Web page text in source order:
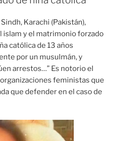
Karachi (Pakistán),
islam y el matrimonio forzado
católica de 13 años
por un musulmán, y
arrestos…” Es notorio el
feministas que
que defender en el caso de